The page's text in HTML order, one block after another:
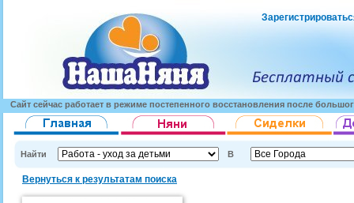
Сайт сейчас работает в режиме постепенного восстановления после
Найти В
Вернуться к результатам поиска